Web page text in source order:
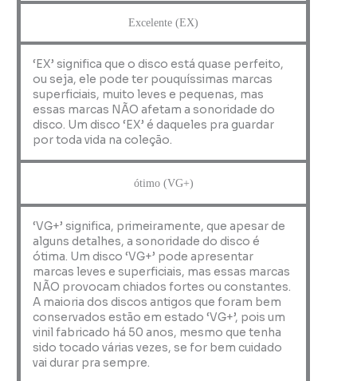
Excelente (EX)
‘EX’ significa que o disco está quase perfeito,
ou seja, ele pode ter pouquíssimas marcas
superficiais, muito leves e pequenas, mas
essas marcas NÃO afetam a sonoridade do
disco. Um disco ‘EX’ é daqueles pra guardar
por toda vida na coleção.
ótimo (VG+)
‘VG+’ significa, primeiramente, que apesar de
alguns detalhes, a sonoridade do disco é
ótima. Um disco ‘VG+’ pode apresentar
marcas leves e superficiais, mas essas marcas
NÃO provocam chiados fortes ou constantes.
A maioria dos discos antigos que foram bem
conservados estão em estado ‘VG+’, pois um
vinil fabricado há 50 anos, mesmo que tenha
sido tocado várias vezes, se for bem cuidado
vai durar pra sempre.